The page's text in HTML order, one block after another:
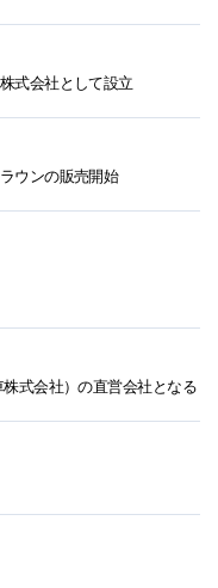
式会社として設立
ウンの販売開始
式会社）の直営会社となる